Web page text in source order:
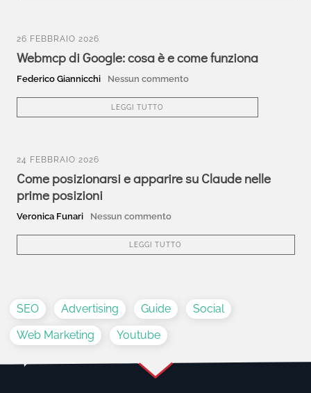
26 FEBBRAIO 2026
Webmcp di Google: cosa è e come funziona
Federico Giannicchi Nessun commento
LEGGI TUTTO
24 FEBBRAIO 2026
Come posizionarsi e apparire su Claude nelle
prime posizioni
Veronica Funari Nessun commento
LEGGI TUTTO
SEO Advertising Guide
Social
Web Marketing
Youtube